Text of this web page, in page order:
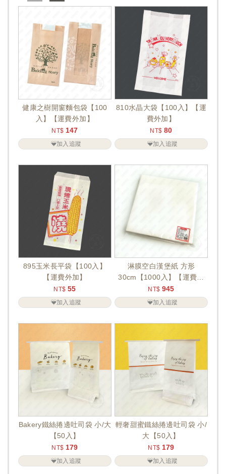
健康之樹開窗麵包袋【100
入】【運費外加】
NT$ 147
加入追蹤
810水晶大袋【100入】【運
費外加】
NT$ 80
加入追蹤
895玉米長平袋【100入】
【運費外加】
NT$ 55
加入追蹤
淋膜空白漢堡紙 方形
30cm【1000入】【運費外
加】
NT$ 945
加入追蹤
Bakery鐵絲捲邊吐司袋 小/大
【50入】
NT$ 179
加入追蹤
輕奢甜蜜鐵絲捲邊吐司袋 小/
大【50入】
NT$ 179
加入追蹤